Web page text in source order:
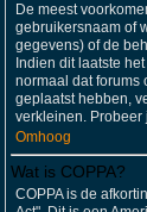
De meest
gebruikersnaam of
gegevens) of de
Indien dit laatste
normaal dat forums
geplaatst hebben,
verkleinen. Probeer
Omhoog
Wat is COPPA?
COPPA is de